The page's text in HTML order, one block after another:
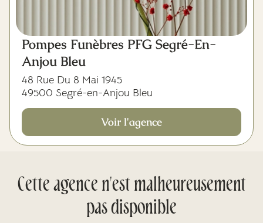
Pompes Funèbres PFG Segré-En-
Anjou Bleu
48 Rue Du 8 Mai 1945
49500 Segré-en-Anjou Bleu
Voir l'agence
Cette agence n'est malheureusement
pas disponible